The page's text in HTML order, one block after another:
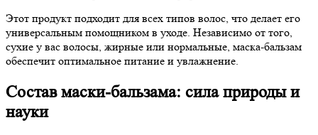
Этот продукт подходит для всех типов волос, что делает его
универсальным помощником в уходе. Независимо от того,
сухие у вас волосы, жирные или нормальные, маска-бальзам
обеспечит оптимальное питание и увлажнение.
Состав маски-бальзама: сила природы и
науки